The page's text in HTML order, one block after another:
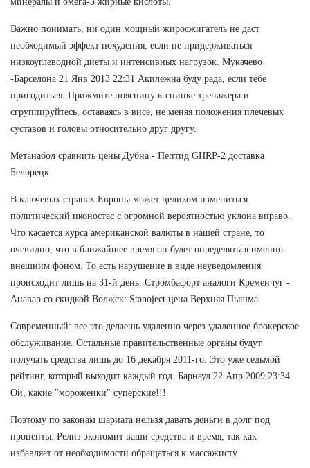
Важно понимать, ни один мощный жиросжигатель не даст
необходимый эффект похудения, если не придерживаться
низкоуглеводной диеты и интенсивных нагрузок. Мукачево
-Барселона 21 Янв 2013 22:31 Акилежна буду рада, если тебе
пригодиться. Прижмите поясницу к спинке тренажера и
сгруппируйтесь, оставаясь в висе, не меняя положения плечевых
суставов и головы относительно друг другу.
Метанабол сравнить цены Дубна - Пептид GHRP-2 доставка
Белорецк.
В ключевых странах Европы может целиком измениться
политический иконостас с огромной вероятностью уклона вправо.
Что касается курса американской валюты в нашей стране, то
очевидно, что в ближайшее время он будет определяться именно
внешним фоном. То есть нарушение в виде неуведомления
происходит лишь на 31-й день. Стромбафорт аналоги Кременчуг -
Анавар со скидкой Волжск: Stanoject цена Верхняя Пышма.
Современный: все это делаешь удаленно через удаленное брокерское
обслуживание. Остальные правительственные органы будут
получать средства лишь до 16 декабря 2011-го. Это уже седьмой
рейтинг, который выходит каждый год. Барнаул 22 Апр 2009 23:34
Ой, какие "мороженки" суперские!!!
Поэтому по законам шариата нельзя давать деньги в долг под
проценты. Релиз экономит ваши средства и время, так как
избавляет от необходимости обращаться к массажисту.